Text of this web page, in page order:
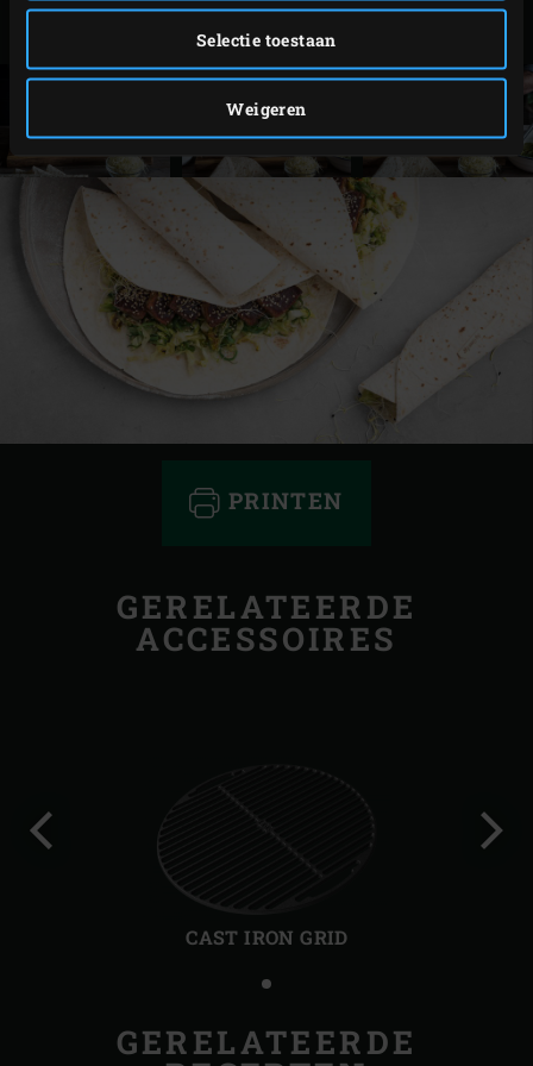
Selectie toestaan
Weigeren
met het sesamzaad en rol de wraps op.
PRINTEN
GERELATEERDE
ACCESSOIRES
CAST IRON GRID
GERELATEERDE